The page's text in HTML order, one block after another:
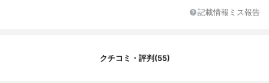
記載情報ミス報告
クチコミ・評判(55)